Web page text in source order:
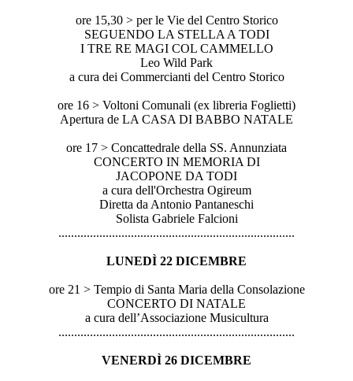
ore 15,30 > per le Vie del Centro Storico
SEGUENDO LA STELLA A TODI
I TRE RE MAGI COL CAMMELLO
Leo Wild Park
a cura dei Commercianti del Centro Storico
ore 16 > Voltoni Comunali (ex libreria Foglietti)
Apertura de LA CASA DI BABBO NATALE
ore 17 > Concattedrale della SS. Annunziata
CONCERTO IN MEMORIA DI
JACOPONE DA TODI
a cura dell'Orchestra Ogireum
Diretta da Antonio Pantaneschi
Solista Gabriele Falcioni
...........................................................................
LUNEDÌ 22 DICEMBRE
ore 21 > Tempio di Santa Maria della Consolazione
CONCERTO DI NATALE
a cura dell’Associazione Musicultura
...........................................................................
VENERDÌ 26 DICEMBRE